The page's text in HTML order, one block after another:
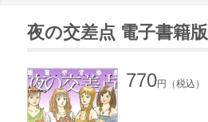
夜の交差点 電子書籍版
770円（税込）